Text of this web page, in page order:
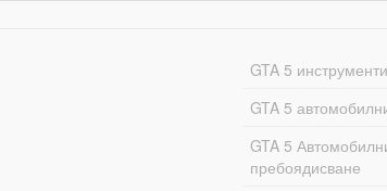
GTA 5
GTA 5
GTA 5
пребоядисване